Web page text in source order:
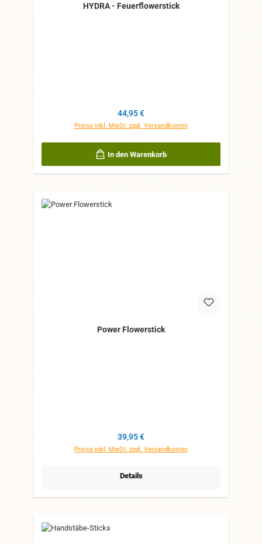
HYDRA - Feuerflowerstick
Regulärer Preis:
44,95 €
Preise inkl. MwSt. zzgl. Versandkosten
In den Warenkorb
Power Flowerstick
Regulärer Preis:
39,95 €
Preise inkl. MwSt. zzgl. Versandkosten
Details